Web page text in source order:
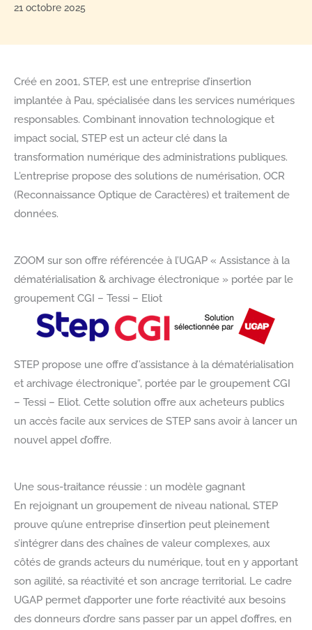
21 octobre 2025
Créé en 2001, STEP, est une entreprise d’insertion
implantée à Pau, spécialisée dans les services numériques
responsables. Combinant innovation technologique et
impact social, STEP est un acteur clé dans la
transformation numérique des administrations publiques.
L’entreprise propose des solutions de numérisation, OCR
(Reconnaissance Optique de Caractères) et traitement de
données.
ZOOM sur son offre référencée à l’UGAP « Assistance à la
dématérialisation & archivage électronique » portée par le
groupement CGI – Tessi – Eliot
STEP propose une offre d’’assistance à la dématérialisation
et archivage électronique”, portée par le groupement CGI
– Tessi – Eliot. Cette solution offre aux acheteurs publics
un accès facile aux services de STEP sans avoir à lancer un
nouvel appel d’offre.
Une sous-traitance réussie : un modèle gagnant
En rejoignant un groupement de niveau national, STEP
prouve qu’une entreprise d’insertion peut pleinement
s’intégrer dans des chaînes de valeur complexes, aux
côtés de grands acteurs du numérique, tout en y apportant
son agilité, sa réactivité et son ancrage territorial. Le cadre
UGAP permet d’apporter une forte réactivité aux besoins
des donneurs d’ordre sans passer par un appel d’offres, en